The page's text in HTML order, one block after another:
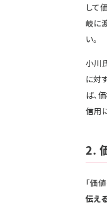
して
岐に
い。
小川
に対
ば、
信用
2.
「価
伝え